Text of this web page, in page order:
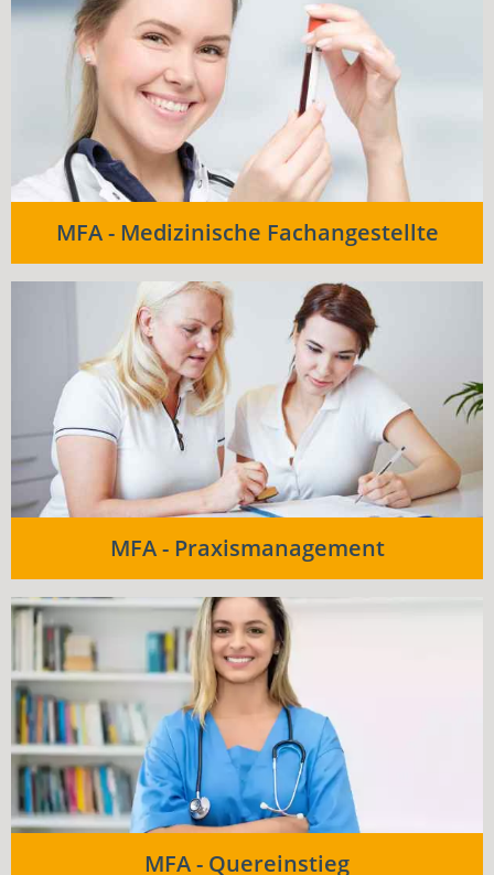
MFA - Medizinische Fachangestellte
MFA - Praxismanagement
MFA - Quereinstieg